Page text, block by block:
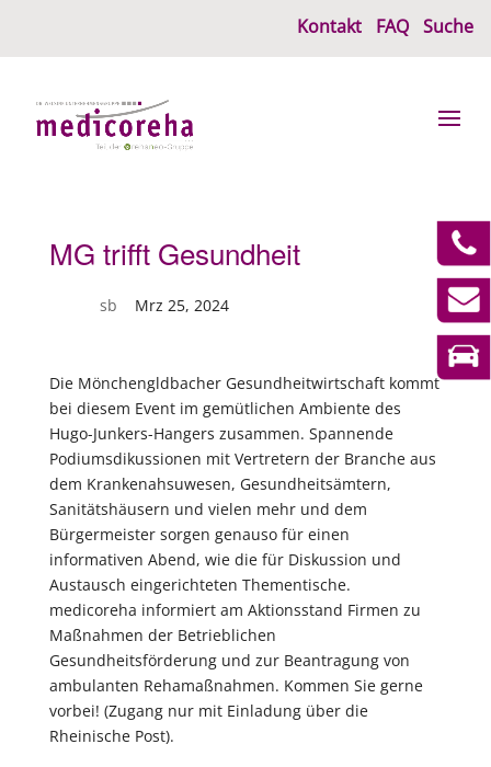
Kontakt FAQ Suche
MG trifft Gesundheit
sb Mrz 25, 2024
Die Mönchengldbacher Gesundheitwirtschaft kommt
bei diesem Event im gemütlichen Ambiente des
Hugo-Junkers-Hangers zusammen. Spannende
Podiumsdikussionen mit Vertretern der Branche aus
dem Krankenahsuwesen, Gesundheitsämtern,
Sanitätshäusern und vielen mehr und dem
Bürgermeister sorgen genauso für einen
informativen Abend, wie die für Diskussion und
Austausch eingerichteten Thementische.
medicoreha informiert am Aktionsstand Firmen zu
Maßnahmen der Betrieblichen
Gesundheitsförderung und zur Beantragung von
ambulanten Rehamaßnahmen. Kommen Sie gerne
vorbei! (Zugang nur mit Einladung über die
Rheinische Post).